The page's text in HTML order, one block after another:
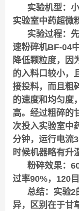
实验机型：小
实验室中药超微
实验过程：先
速粉碎机BF-04
降低颗粒度，因
的入料口较小，
接投料，而且粗
的速度和均匀度
高。经过粗碎的
次投入实验室中
分钟，运行电流
时候机器略有升
粉碎效果：60
过率90%，120
总结：实验2
异，区别在于甘